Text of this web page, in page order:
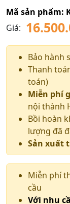
Mã sản phẩm:
Giá:
Bảo hành
Thanh
toán)
Miễn phí
nội thành
Bồi hoàn
lượng đã
Sản xuất
Miễn phí
cầu
Với nhu